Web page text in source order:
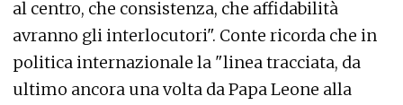
al centro, che consistenza, che affidabilità
avranno gli interlocutori". Conte ricorda che in
politica internazionale la "linea tracciata, da
ultimo ancora una volta da Papa Leone alla